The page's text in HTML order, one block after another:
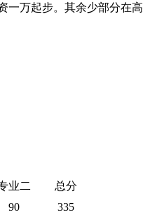
万起步。其余少部分在
业二
总分
90
335